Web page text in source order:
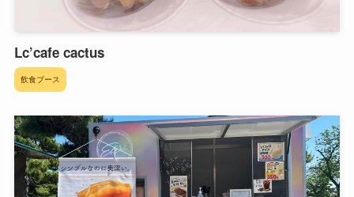
Lc’cafe cactus
飲食ブース